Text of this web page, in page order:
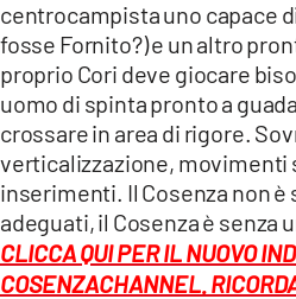
centrocampista uno capace
fosse Fornito?) e un altro
proprio Cori deve giocare
uomo di spinta pronto a
crossare in area di rigore.
verticalizzazione, movimenti
inserimenti. Il Cosenza non è
adeguati, il Cosenza è senza
CLICCA QUI PER IL NUOVO
COSENZACHANNEL.